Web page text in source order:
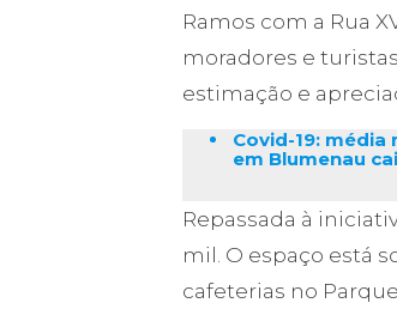
Ramos com a Rua
moradores e
estimação e
Covid-19: média
em Blumenau
Repassada à
mil. O espaço está
cafeterias no